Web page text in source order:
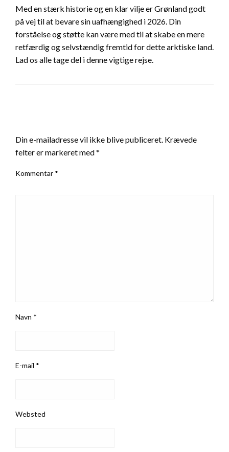
Med en stærk historie og en klar vilje er Grønland godt
på vej til at bevare sin uafhængighed i 2026. Din
forståelse og støtte kan være med til at skabe en mere
retfærdig og selvstændig fremtid for dette arktiske land.
Lad os alle tage del i denne vigtige rejse.
Din e-mailadresse vil ikke blive publiceret. Krævede
felter er markeret med*
Kommentar *
Navn *
E-mail *
Websted